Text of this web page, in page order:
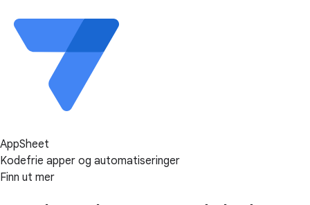
AppSheet
Kodefrie apper og automatiseringer
Finn ut mer